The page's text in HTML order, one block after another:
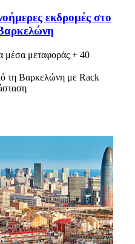
εκδρομές στο
μέσα μεταφοράς + 40
τη Βαρκελώνη με Rack